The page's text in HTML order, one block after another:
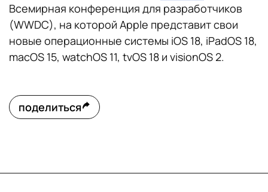
Всемирная конференция для разработчиков
(WWDC), на которой Apple представит свои
новые операционные системы iOS 18, iPadOS 18,
macOS 15, watchOS 11, tvOS 18 и visionOS 2.
поделиться